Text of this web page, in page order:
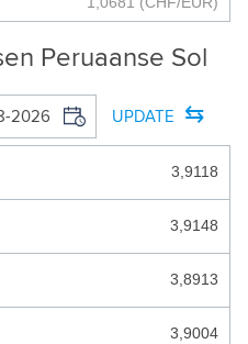
REAAL
LEV
DOLLAR
Peruaanse Sol
UPDATE ⇆
3,9118
3,9148
3,8913
3,9004